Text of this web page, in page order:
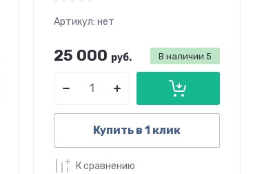
Артикул: нет
В наличии 5
25 000 руб.
Купить в 1 клик
К сравнению